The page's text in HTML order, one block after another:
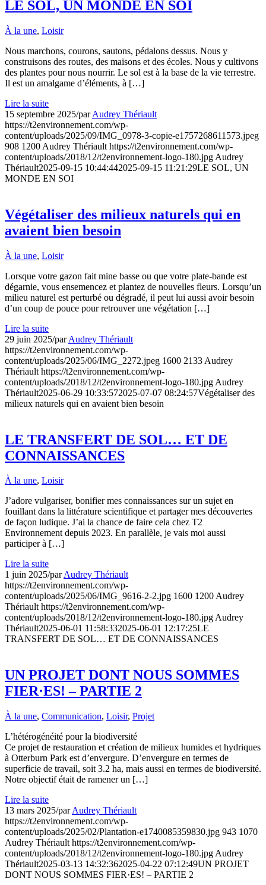
LE SOL, UN MONDE EN SOI
À la une, Loisir
Nous marchons, courons, sautons, pédalons dessus. Nous y
construisons des routes, des maisons et des écoles. Nous y cultivons
des plantes pour nous nourrir. Le sol est à la base de la vie terrestre.
Il est un amalgame d’éléments, à […]
Lire la suite
15 septembre 2025/parAudrey Thériault
https://t2environnement.com/wp-
content/uploads/2025/09/IMG_0978-3-copie-e1757268611573.jpeg
908 1200 Audrey Thériault https://t2environnement.com/wp-
content/uploads/2018/12/t2environnement-logo-180.jpg Audrey
Thériault2025-09-15 10:44:442025-09-15 11:21:29LE SOL, UN
MONDE EN SOI
Végétaliser des milieux naturels qui en
avaient bien besoin
À la une, Loisir
Lorsque votre gazon fait mine basse ou que votre plate-bande est
dégarnie, vous ensemencez et plantez de nouvelles fleurs. Lorsqu’un
milieu naturel est perturbé ou dégradé, il peut lui aussi avoir besoin
d’un coup de pouce pour retrouver une végétation […]
Lire la suite
29 juin 2025/parAudrey Thériault
https://t2environnement.com/wp-
content/uploads/2025/06/IMG_2272.jpeg 1600 2133 Audrey
Thériault https://t2environnement.com/wp-
content/uploads/2018/12/t2environnement-logo-180.jpg Audrey
Thériault2025-06-29 10:33:572025-07-07 08:24:57Végétaliser des
milieux naturels qui en avaient bien besoin
LE TRANSFERT DE SOL… ET DE
CONNAISSANCES
À la une, Loisir
J’adore vulgariser, bonifier mes connaissances sur un sujet en
fouillant dans la littérature scientifique et partager mes découvertes
de façon ludique. J’ai la chance de faire cela chez T2
Environnement depuis 2023. En parallèle, je vais moi aussi
participer à […]
Lire la suite
1 juin 2025/parAudrey Thériault
https://t2environnement.com/wp-
content/uploads/2025/06/IMG_9616-2-2.jpg 1600 1200Audrey
Thériault https://t2environnement.com/wp-
content/uploads/2018/12/t2environnement-logo-180.jpgAudrey
Thériault2025-06-01 11:58:332025-06-01 12:17:25LE
TRANSFERT DE SOL… ET DE CONNAISSANCES
UN PROJET DONT NOUS SOMMES
FIER·ES! – PARTIE 2
À la une, Communication, Loisir, Projet
L’hétérogénéité pour la biodiversité
Ce projet de restauration et création de milieux humides et hydriques
à Otterburn Park est d’envergure. D’envergure en termes de
superficie de travail, soit 3.2 ha, mais aussi en termes de biodiversité.
Notre objectif était de ramener un […]
Lire la suite
13 mars 2025/parAudrey Thériault
https://t2environnement.com/wp-
content/uploads/2025/02/Plantation-e1740085359830.jpg 943 1070
Audrey Thériault https://t2environnement.com/wp-
content/uploads/2018/12/t2environnement-logo-180.jpg Audrey
Thériault2025-03-13 14:32:362025-04-22 07:12:49UN PROJET
DONT NOUS SOMMES FIER·ES! – PARTIE 2